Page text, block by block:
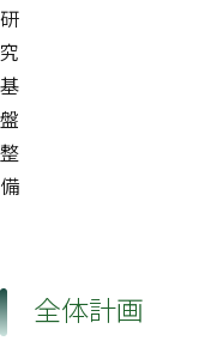
研
究
基
盤
整
備
全体計画